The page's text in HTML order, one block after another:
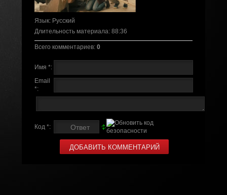
Язык: Русский
Длительность материала: 88:36
Всего комментариев: 0
Имя *:
Email
*:
Код *: